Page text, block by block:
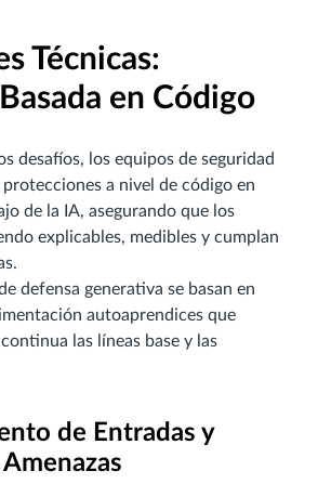
Técnicas:
en Código
desafíos, los equipos de seguridad
a nivel de código en
de la IA, asegurando que los
explicables, medibles y cumplan
defensa generativa se basan en
autoaprendices que
las líneas base y las
de Entradas y